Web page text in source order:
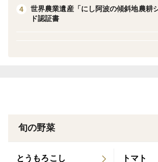
露地野菜に拘り自然の恵みを最大限に
太陽光、自然水、朝夕の寒暖差、標高
4
世界農業遺産「にし阿波の傾斜地農耕
ド認証書
旬の野菜
とうもろこし トマト